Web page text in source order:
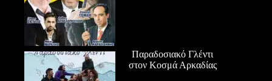
Παραδοσιακό Γλέντι
στον Κοσμά Αρκαδίας